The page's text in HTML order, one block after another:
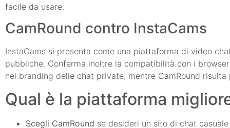
facile da usare.
CamRound contro InstaCams
InstaCams si presenta come una piattaforma di video
pubbliche. Conferma inoltre la compatibilità con i
nel branding delle chat private, mentre CamRound
Qual è la piattaforma
Scegli CamRound se desideri un sito di chat